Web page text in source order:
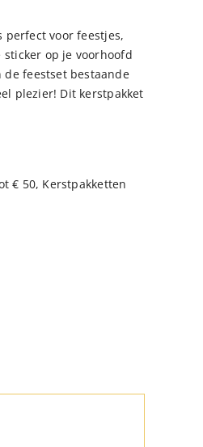
perfect voor feestjes,
op je voorhoofd
feestset bestaande
plezier! Dit kerstpakket
€ 50, Kerstpakketten